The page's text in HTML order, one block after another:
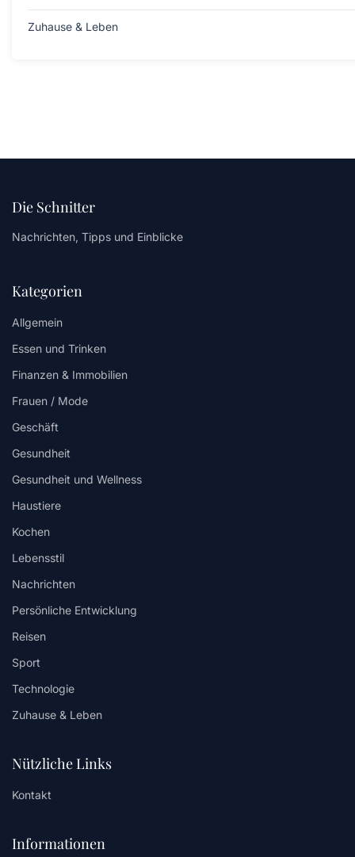
Zuhause & Leben
Die Schnitter
Nachrichten, Tipps und Einblicke
Kategorien
Allgemein
Essen und Trinken
Finanzen & Immobilien
Frauen / Mode
Geschäft
Gesundheit
Gesundheit und Wellness
Haustiere
Kochen
Lebensstil
Nachrichten
Persönliche Entwicklung
Reisen
Sport
Technologie
Zuhause & Leben
Nützliche Links
Kontakt
Informationen